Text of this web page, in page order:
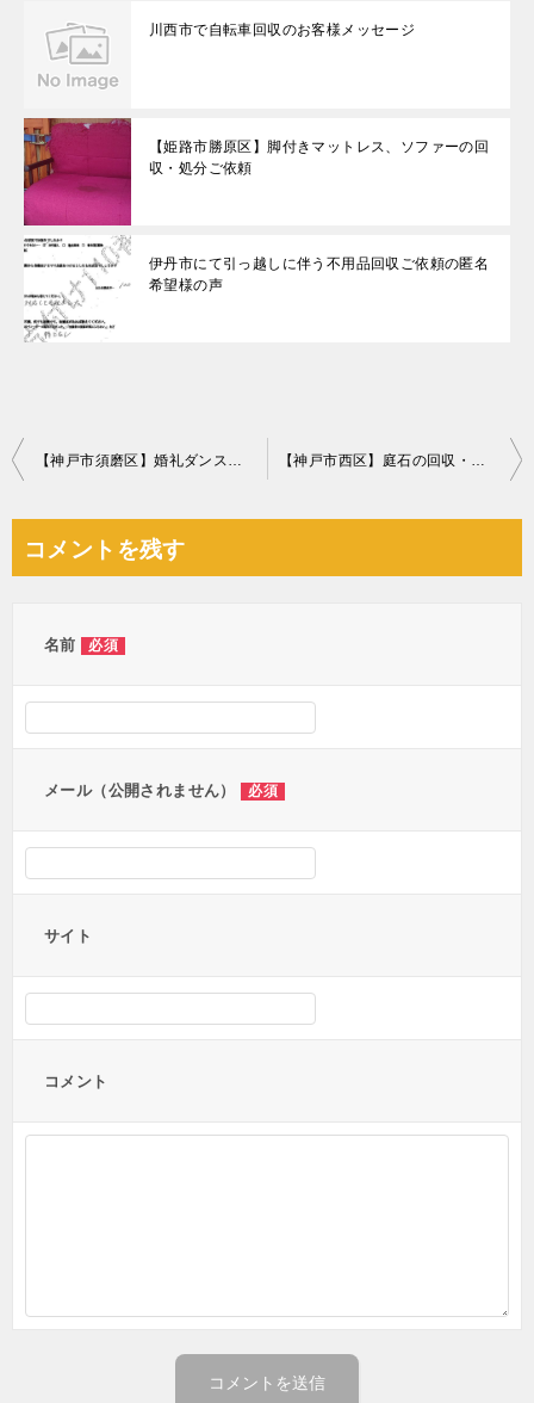
川西市で自転車回収のお客様メッセージ
【姫路市勝原区】脚付きマットレス、ソファーの回
収・処分ご依頼
伊丹市にて引っ越しに伴う不用品回収ご依頼の匿名
希望様の声
投
ビ
【神戸市須磨区】婚礼ダンス、学習机、下駄箱等の回収・処分ご依頼 【神戸市西区】庭石の回収・処分ご依頼 お客様の声
コメントを残す
名前 必須
メール（公開されません） 必須
サイト
コメント